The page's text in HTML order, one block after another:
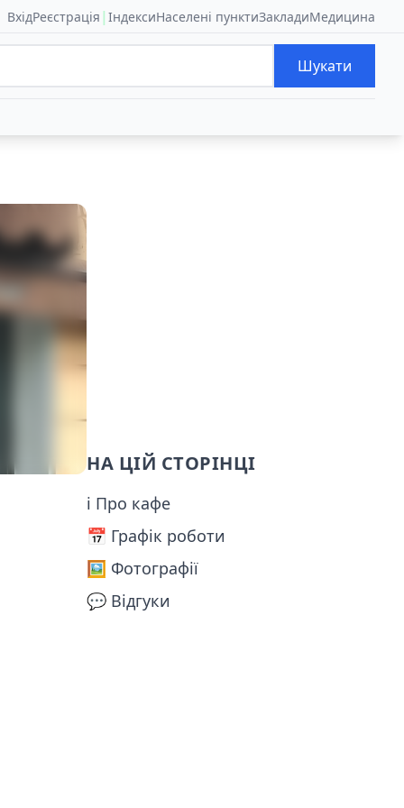
ВхідРеєстрація | ІндексиНаселені пунктиЗакладиМедицина
Шукати
НА ЦІЙ СТОРІНЦІ
ℹ Про кафе
📅️ Графік роботи
🖼️ Фотографії
💬 Відгуки